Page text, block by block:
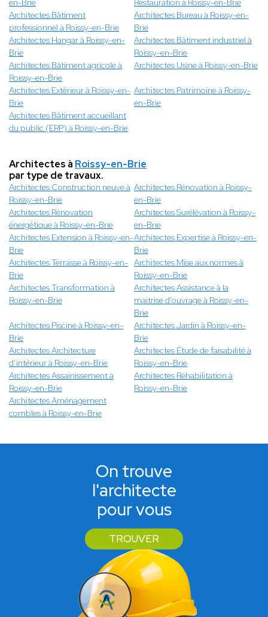
en-Brie
Restauration à Roissy-en-Brie
Architectes Bâtiment
professionnel à Roissy-en-Brie
Architectes Bureau à Roissy-en-
Brie
Architectes Hangar à Roissy-en-
Brie
Architectes Bâtiment industriel à
Roissy-en-Brie
Architectes Bâtiment agricole à
Roissy-en-Brie
Architectes Usine à Roissy-en-Brie
Architectes Extérieur à Roissy-en-
Brie
Architectes Patrimoine à Roissy-
en-Brie
Architectes Bâtiment accueillant
du public (ERP) à Roissy-en-Brie
Architectes à Roissy-en-Brie
par type de travaux.
Architectes Construction neuve à
Roissy-en-Brie
Architectes Rénovation à Roissy-
en-Brie
Architectes Rénovation
énergétique à Roissy-en-Brie
Architectes Surélévation à Roissy-
en-Brie
Architectes Extension à Roissy-en-
Brie
Architectes Expertise à Roissy-en-
Brie
Architectes Terrasse à Roissy-en-
Brie
Architectes Mise aux normes à
Roissy-en-Brie
Architectes Transformation à
Roissy-en-Brie
Architectes Assistance à la
maitrise d'ouvrage à Roissy-en-
Brie
Architectes Piscine à Roissy-en-
Brie
Architectes Jardin à Roissy-en-
Brie
Architectes Architecture
d’intérieur à Roissy-en-Brie
Architectes Étude de faisabilité à
Roissy-en-Brie
Architectes Assainissement à
Roissy-en-Brie
Architectes Réhabilitation à
Roissy-en-Brie
Architectes Aménagement
combles à Roissy-en-Brie
On trouve
l'architecte
pour vous
TROUVER